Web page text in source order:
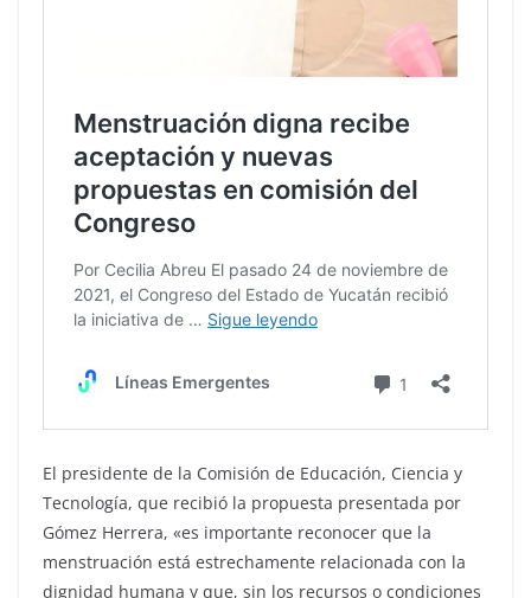
El presidente de la Comisión de Educación, Ciencia y
Tecnología, que recibió la propuesta presentada por
Gómez Herrera, «es importante reconocer que la
menstruación está estrechamente relacionada con la
dignidad humana y que, sin los recursos o condiciones